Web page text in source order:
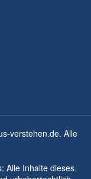
verstehen.de. Alle
Alle Inhalte dieses